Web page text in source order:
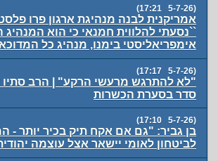
(5-7-26 17:21)
אמריקנית לבנה מנהיגת ארגון פרו
``נסעתי להלווית חמנאי כי הוא המנהיג
אימפריאליסטי בימנו, מנהיג כל
(5-7-26 17:17)
"לא להתרגש מרעשי הרקע" | הרב סתיו
סדר בסערת הכשרות
(5-7-26 17:10)
בן גביר: "גם אם אקח תיק בכיר יותר -
לביטחון לאומי יישאר אצל עוצמה